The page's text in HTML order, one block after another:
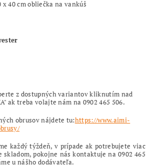
x 40 cm obliečka na vankúš
z dostupných variantov kliknutím nad
ak treba volajte nám na 0902 465 506.
obrusov nájdete tu:https://www.aimi-
každý týždeň, v prípade ak potrebujete viac
skladom, pokojne nás kontaktuje na 0902 465
u nášho dodávateľa.